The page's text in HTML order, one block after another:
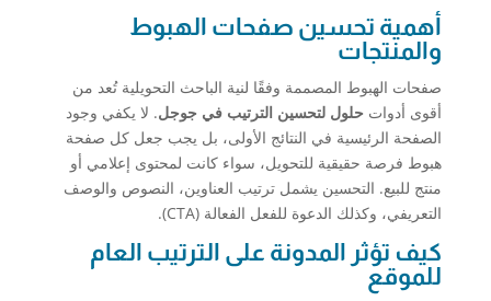
أهمية تحسين صفحات الهبوط
والمنتجات
صفحات الهبوط المصممة وفقًا لنية الباحث التحويلية تُعد من
أقوى أدوات حلول لتحسين الترتيب في جوجل. لا يكفي وجود
الصفحة الرئيسية في النتائج الأولى، بل يجب جعل كل صفحة
هبوط فرصة حقيقية للتحويل، سواء كانت لمحتوى إعلامي أو
منتج للبيع. التحسين يشمل ترتيب العناوين، النصوص والوصف
التعريفي، وكذلك الدعوة للفعل الفعالة (CTA).
كيف تؤثر المدونة على الترتيب العام
للموقع